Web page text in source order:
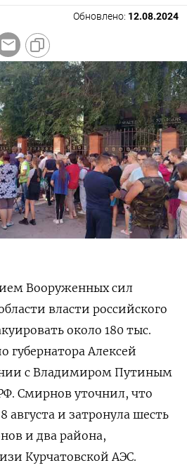
Обновлено: 12.08.2024
Вооруженных сил
власти российского
около 180 тыс.
губернатора Алексей
с Владимиром Путиным
Смирнов уточнил, что
августа и затронула шесть
и два района,
Курчатовской АЭС.